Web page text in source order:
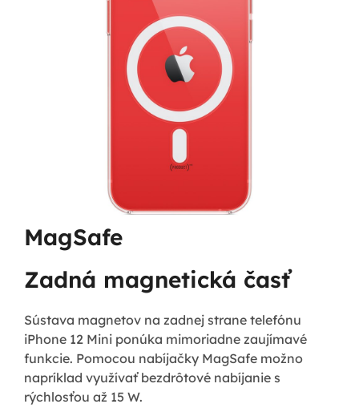
MagSafe
Zadná magnetická časť
Sústava magnetov na zadnej strane telefónu
iPhone 12 Mini ponúka mimoriadne zaujímavé
funkcie. Pomocou nabíjačky MagSafe možno
napríklad využívať bezdrôtové nabíjanie s
rýchlosťou až 15 W.